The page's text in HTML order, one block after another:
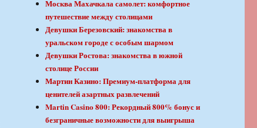
Москва Махачкала самолет: комфортное
путешествие между столицами
Девушки Березовский: знакомства в
уральском городе с особым шармом
Девушки Ростова: знакомства в южной
столице России
Мартин Казино: Премиум-платформа для
ценителей азартных развлечений
Martin Casino 800: Рекордный 800% бонус и
безграничные возможности для выигрыша